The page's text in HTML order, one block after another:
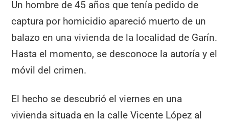
Un hombre de 45 años que tenía pedido de
captura por homicidio apareció muerto de un
balazo en una vivienda de la localidad de Garín.
Hasta el momento, se desconoce la autoría y el
móvil del crimen.
El hecho se descubrió el viernes en una
vivienda situada en la calle Vicente López al